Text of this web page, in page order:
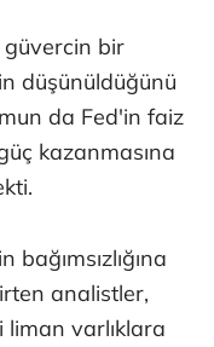
bir
düşünüldüğünü
da Fed'in faiz
kazanmasına
analistler,
varlıklara